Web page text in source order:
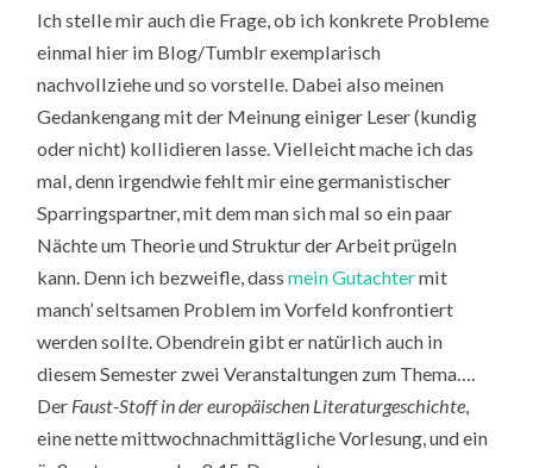
Ich stelle mir auch die Frage, ob ich konkrete Probleme
einmal hier im Blog/Tumblr exemplarisch
nachvollziehe und so vorstelle. Dabei also meinen
Gedankengang mit der Meinung einiger Leser (kundig
oder nicht) kollidieren lasse. Vielleicht mache ich das
mal, denn irgendwie fehlt mir eine germanistischer
Sparringspartner, mit dem man sich mal so ein paar
Nächte um Theorie und Struktur der Arbeit prügeln
kann. Denn ich bezweifle, dassmeinGutachtermit
manch’ seltsamen Problem im Vorfeld konfrontiert
werden sollte. Obendrein gibt er natürlich auch in
diesem Semester zwei Veranstaltungen zum Thema….
Der Faust-Stoff in der europäischen Literaturgeschichte
eine nette mittwochnachmittägliche Vorlesung, und ein